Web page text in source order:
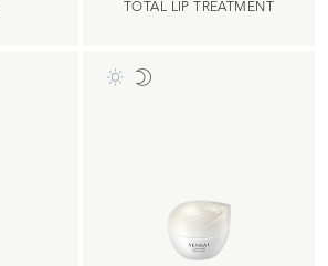
TOTAL LIP TREATMENT